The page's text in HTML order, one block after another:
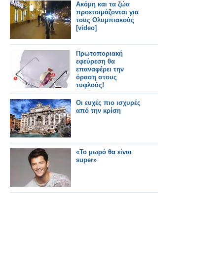
Ακόμη και τα ζώα
προετοιμάζονται για
τους Ολυμπιακούς
[video]
Πρωτοποριακή
εφεύρεση θα
επαναφέρει την
όραση στους
τυφλούς!
Οι ευχές πιο ισχυρές
από την κρίση
«Το μωρό θα είναι
super»